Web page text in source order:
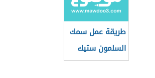
طريقة عمل سمك
السلمون ستيك